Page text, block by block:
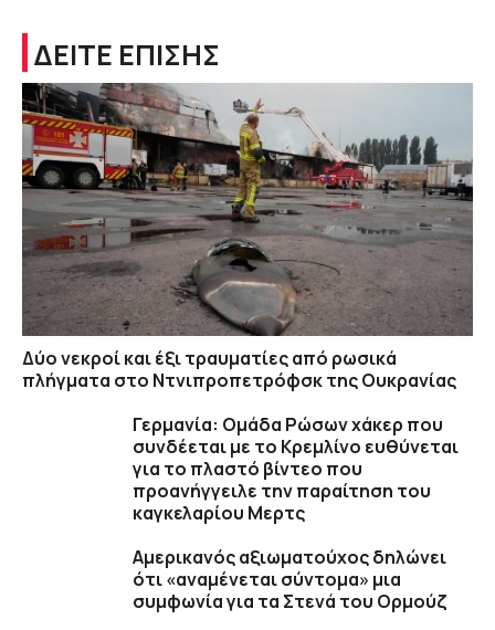
ΔΕΙΤΕ ΕΠΙΣΗΣ
Δύο νεκροί και έξι τραυματίες από ρωσικά
πλήγματα στο Ντνιπροπετρόφσκ της Ουκρανίας
Γερμανία: Ομάδα Ρώσων χάκερ που
συνδέεται με το Κρεμλίνο ευθύνεται
για το πλαστό βίντεο που
προανήγγειλε την παραίτηση του
καγκελαρίου Μερτς
Αμερικανός αξιωματούχος δηλώνει
ότι «αναμένεται σύντομα» μια
συμφωνία για τα Στενά του Ορμούζ